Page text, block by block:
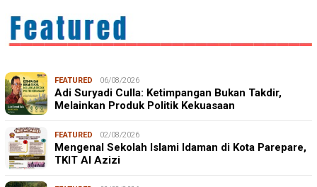
FEATURED 06/08/2026
Adi Suryadi Culla: Ketimpangan Bukan Takdir,
Melainkan Produk Politik Kekuasaan
FEATURED 02/08/2026
Mengenal Sekolah Islami Idaman di Kota Parepare,
TKIT Al Azizi